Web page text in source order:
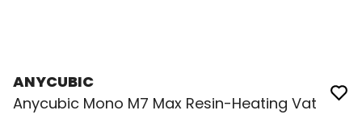
ANYCUBIC
Anycubic Mono M7 Max Resin-Heating Vat